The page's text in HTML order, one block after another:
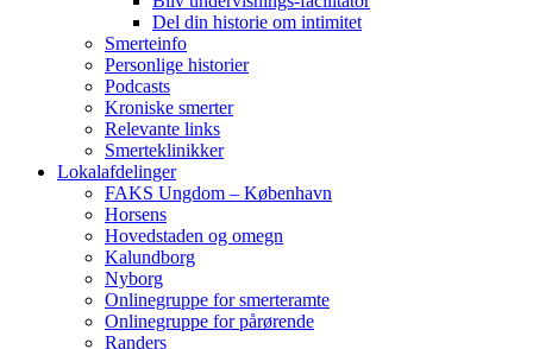
Del din historie om intimitet
Smerteinfo
Personlige historier
Podcasts
Kroniske smerter
Relevante links
Smerteklinikker
Lokalafdelinger
FAKS Ungdom – København
Horsens
Hovedstaden og omegn
Kalundborg
Nyborg
Onlinegruppe for smerteramte
Onlinegruppe for pårørende
Randers